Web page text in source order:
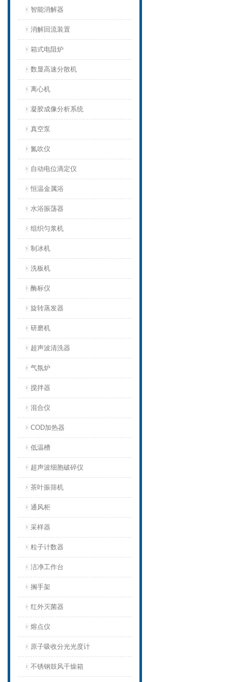
智能消解器
消解回流装置
箱式电阻炉
数显高速分散机
离心机
凝胶成像分析系统
真空泵
氮吹仪
自动电位滴定仪
恒温金属浴
水浴振荡器
组织匀浆机
制冰机
洗板机
酶标仪
旋转蒸发器
研磨机
超声波清洗器
气氛炉
搅拌器
混合仪
COD加热器
低温槽
超声波细胞破碎仪
茶叶振筛机
通风柜
采样器
粒子计数器
洁净工作台
搁手架
红外灭菌器
熔点仪
原子吸收分光光度计
不锈钢鼓风干燥箱